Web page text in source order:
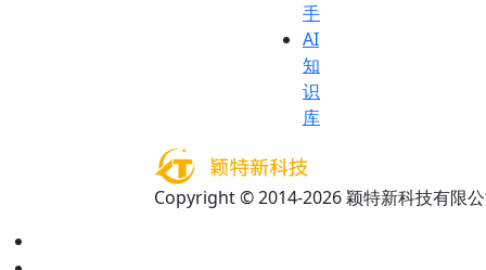
手
AI
知
识
库
Copyright © 2014-2026 颖特新科技有限